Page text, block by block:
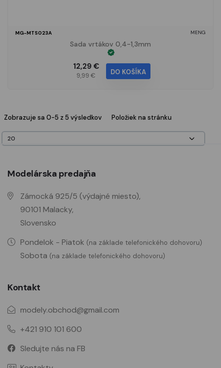
MG-MTS023A MENG
Sada vrtákov 0,4-1,3mm
12,29 €
9,99 € DO KOŠÍKA
Zobrazuje sa 0-5 z 5 výsledkov Položiek na stránku
Modelárska predajňa
Zámocká 925/5 (výdajné miesto),
90101 Malacky,
Slovensko
Pondelok - Piatok (na základe telefonického dohovoru)
Sobota (na základe telefonického dohovoru)
Kontakt
modely.obchod@gmail.com
+421 910 101 600
Sledujte nás na FB